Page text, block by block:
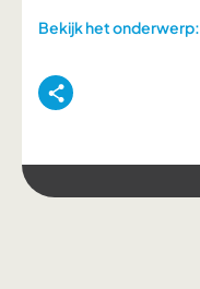
Bekijk het onderwerp: